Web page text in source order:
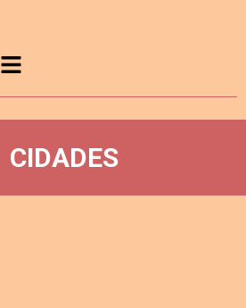
CIDADES